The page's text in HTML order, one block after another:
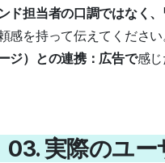
ド担当者の口調ではなく、
感を持って伝えてください
ジ）との連携：広告で感
実際のユー